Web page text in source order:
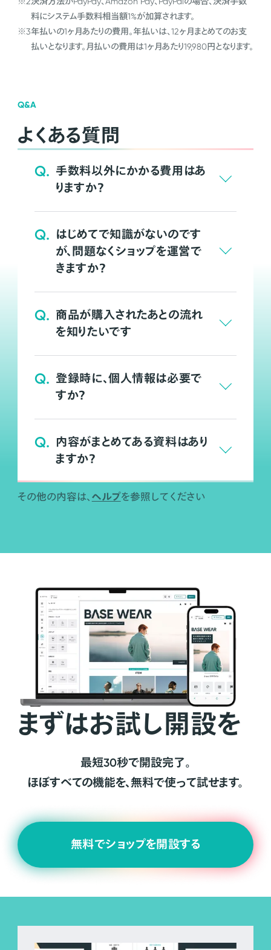
料にシステム手数料相当額1%が加算されます。
※3年払いの1ヶ月あたりの費用。年払いは、12ヶ月まとめてのお支
払いとなります。月払いの費用は1ヶ月あたり19,980円となります。
Q&A
よくある質問
Q. 手数料以外にかかる費用はあ
りますか？
Q. はじめてで知識がないのです
が、問題なくショップを運営で
きますか？
Q. 商品が購入されたあとの流れ
を知りたいです
Q. 登録時に、個人情報は必要で
すか？
Q. 内容がまとめてある資料はあり
ますか？
その他の内容は、 ヘルプを参照してください
まずはお試し開設を
最短30秒で開設完了。
ほぼすべての機能を、無料で使って試せます。
無料でショップを開設する